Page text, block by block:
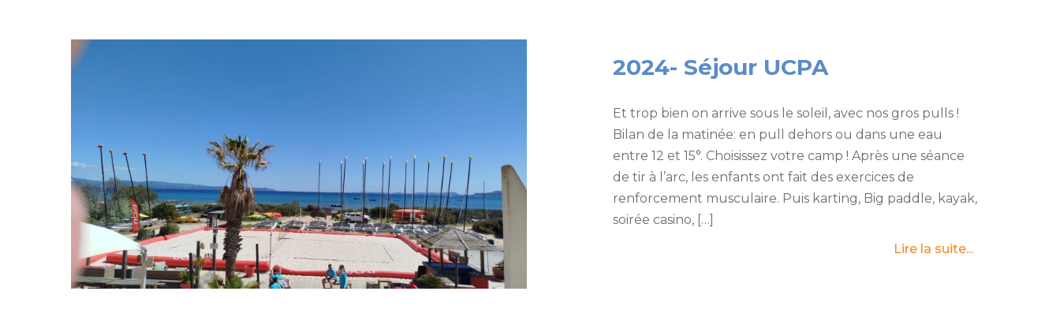
2024- Séjour UCPA
Et trop bien on arrive sous le soleil, avec nos gros pulls !
Bilan de la matinée: en pull dehors ou dans une eau
entre 12 et 15°. Choisissez votre camp ! Après une séance
de tir à l’arc, les enfants ont fait des exercices de
renforcement musculaire. Puis karting, Big paddle, kayak,
soirée casino, […]
Lire la suite...